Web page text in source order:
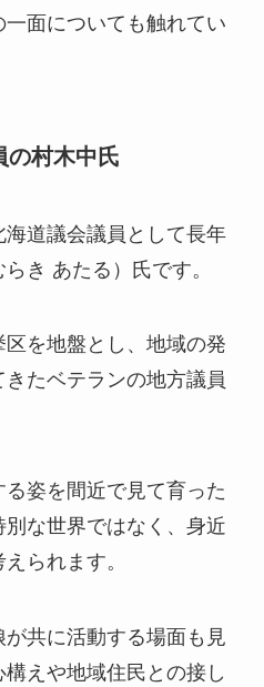
面についても触れてい
の村木中氏
道議会議員として長年
き あたる）氏です。
を地盤とし、地域の発
たベテランの地方議員
姿を間近で見て育った
な世界ではなく、身近
られます。
共に活動する場面も見
えや地域住民との接し